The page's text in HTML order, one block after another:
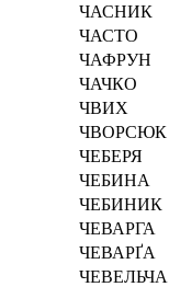
ЧАСНИК
ЧАСТО
ЧАФРУН
ЧАЧКО
ЧВИХ
ЧВОРСЮК
ЧЕБЕРЯ
ЧЕБИНА
ЧЕБИНИК
ЧЕВАРГА
ЧЕВАРҐА
ЧЕВЕЛЬЧА